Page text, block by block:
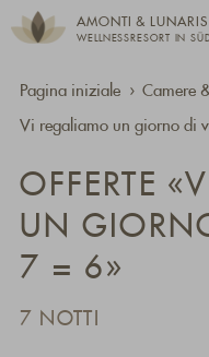
AMONTI & LUNARIS
WELLNESSRESORT IN
Pagina iniziale Camere
Vi regaliamo un giorno di
OFFERTE
UN
7 = 6»
7 NOTTI